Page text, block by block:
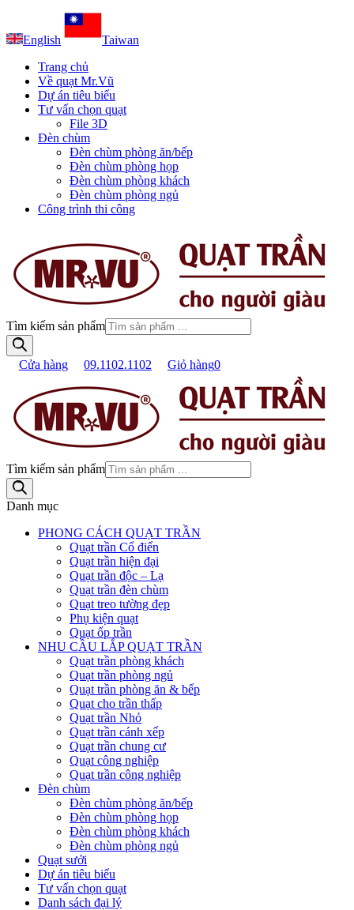
English
Taiwan
Trang chủ
Về quạt Mr.Vũ
Dự án tiêu biểu
Tư vấn chọn quạt
File 3D
Đèn chùm
Đèn chùm phòng ăn/bếp
Đèn chùm phòng họp
Đèn chùm phòng khách
Đèn chùm phòng ngủ
Công trình thi công
Tìm kiếm sản phẩm
Cửa hàng 09.1102.1102 Giỏ hàng0
Tìm kiếm sản phẩm
Danh mục
PHONG CÁCH QUẠT TRẦN
Quạt trần Cổ điển
Quạt trần hiện đại
Quạt trần độc – Lạ
Quạt trần đèn chùm
Quạt treo tường đẹp
Phụ kiện quạt
Quạt ốp trần
NHU CẦU LẮP QUẠT TRẦN
Quạt trần phòng khách
Quạt trần phòng ngủ
Quạt trần phòng ăn & bếp
Quạt cho trần thấp
Quạt trần Nhỏ
Quạt trần cánh xếp
Quạt trần chung cư
Quạt công nghiệp
Quạt trần công nghiệp
Đèn chùm
Đèn chùm phòng ăn/bếp
Đèn chùm phòng họp
Đèn chùm phòng khách
Đèn chùm phòng ngủ
Quạt sưởi
Dự án tiêu biểu
Tư vấn chọn quạt
Danh sách đại lý